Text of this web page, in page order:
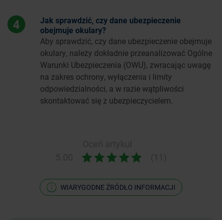
4
Jak sprawdzić, czy dane ubezpieczenie
obejmuje okulary?
Aby sprawdzić, czy dane ubezpieczenie obejmuje
okulary, należy dokładnie przeanalizować Ogólne
Warunki Ubezpieczenia (OWU), zwracając uwagę
na zakres ochrony, wyłączenia i limity
odpowiedzialności, a w razie wątpliwości
skontaktować się z ubezpieczycielem.
WIARYGODNE ŹRÓDŁO INFORMACJI